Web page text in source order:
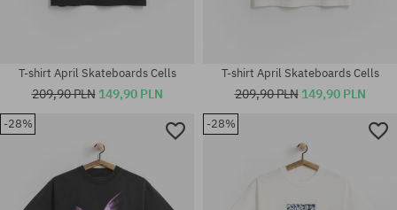
Dostępne rozmiary:
Dostępne rozmiary:
T-shirt April Skateboards Cells
209,90 PLN 149,90 PLN
T-shirt April Skateboards Cells
209,90 PLN 149,90 PLN
-28% -28%